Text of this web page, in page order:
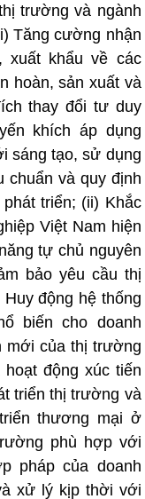
trường và ngành
Tăng cường nhận
xuất khẩu về các
hoàn, sản xuất và
thay đổi tư duy
khích áp dụng
sáng tạo, sử dụng
chuẩn và quy định
triển; (ii) Khắc
Việt Nam hiện
tự chủ nguyên
bảo yêu cầu thị
động hệ thống
biến cho doanh
mới của thị trường
động xúc tiến
triển thị trường và
thương mại ở
phù hợp với
pháp của doanh
xử lý kịp thời với